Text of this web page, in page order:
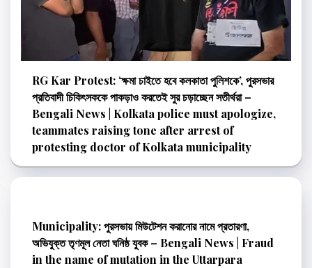
RG Kar Protest: ‘ক্ষমা চাইতে হবে কলকাতা পুলিশকে’, পুরসভার
প্রতিবাদী চিকিৎসককে পাকড়াও করতেই সুর চড়াচ্ছেন সতীর্থরা –
Bengali News | Kolkata police must apologize,
teammates raising tone after arrest of
protesting doctor of Kolkata municipality
Municipality: পুরসভায় মিউটেশন করানোর নামে প্রতারণা,
অভিযুক্ত তৃণমূল নেতা ঘনিষ্ঠ যুবক – Bengali News | Fraud
in the name of mutation in the Uttarpara